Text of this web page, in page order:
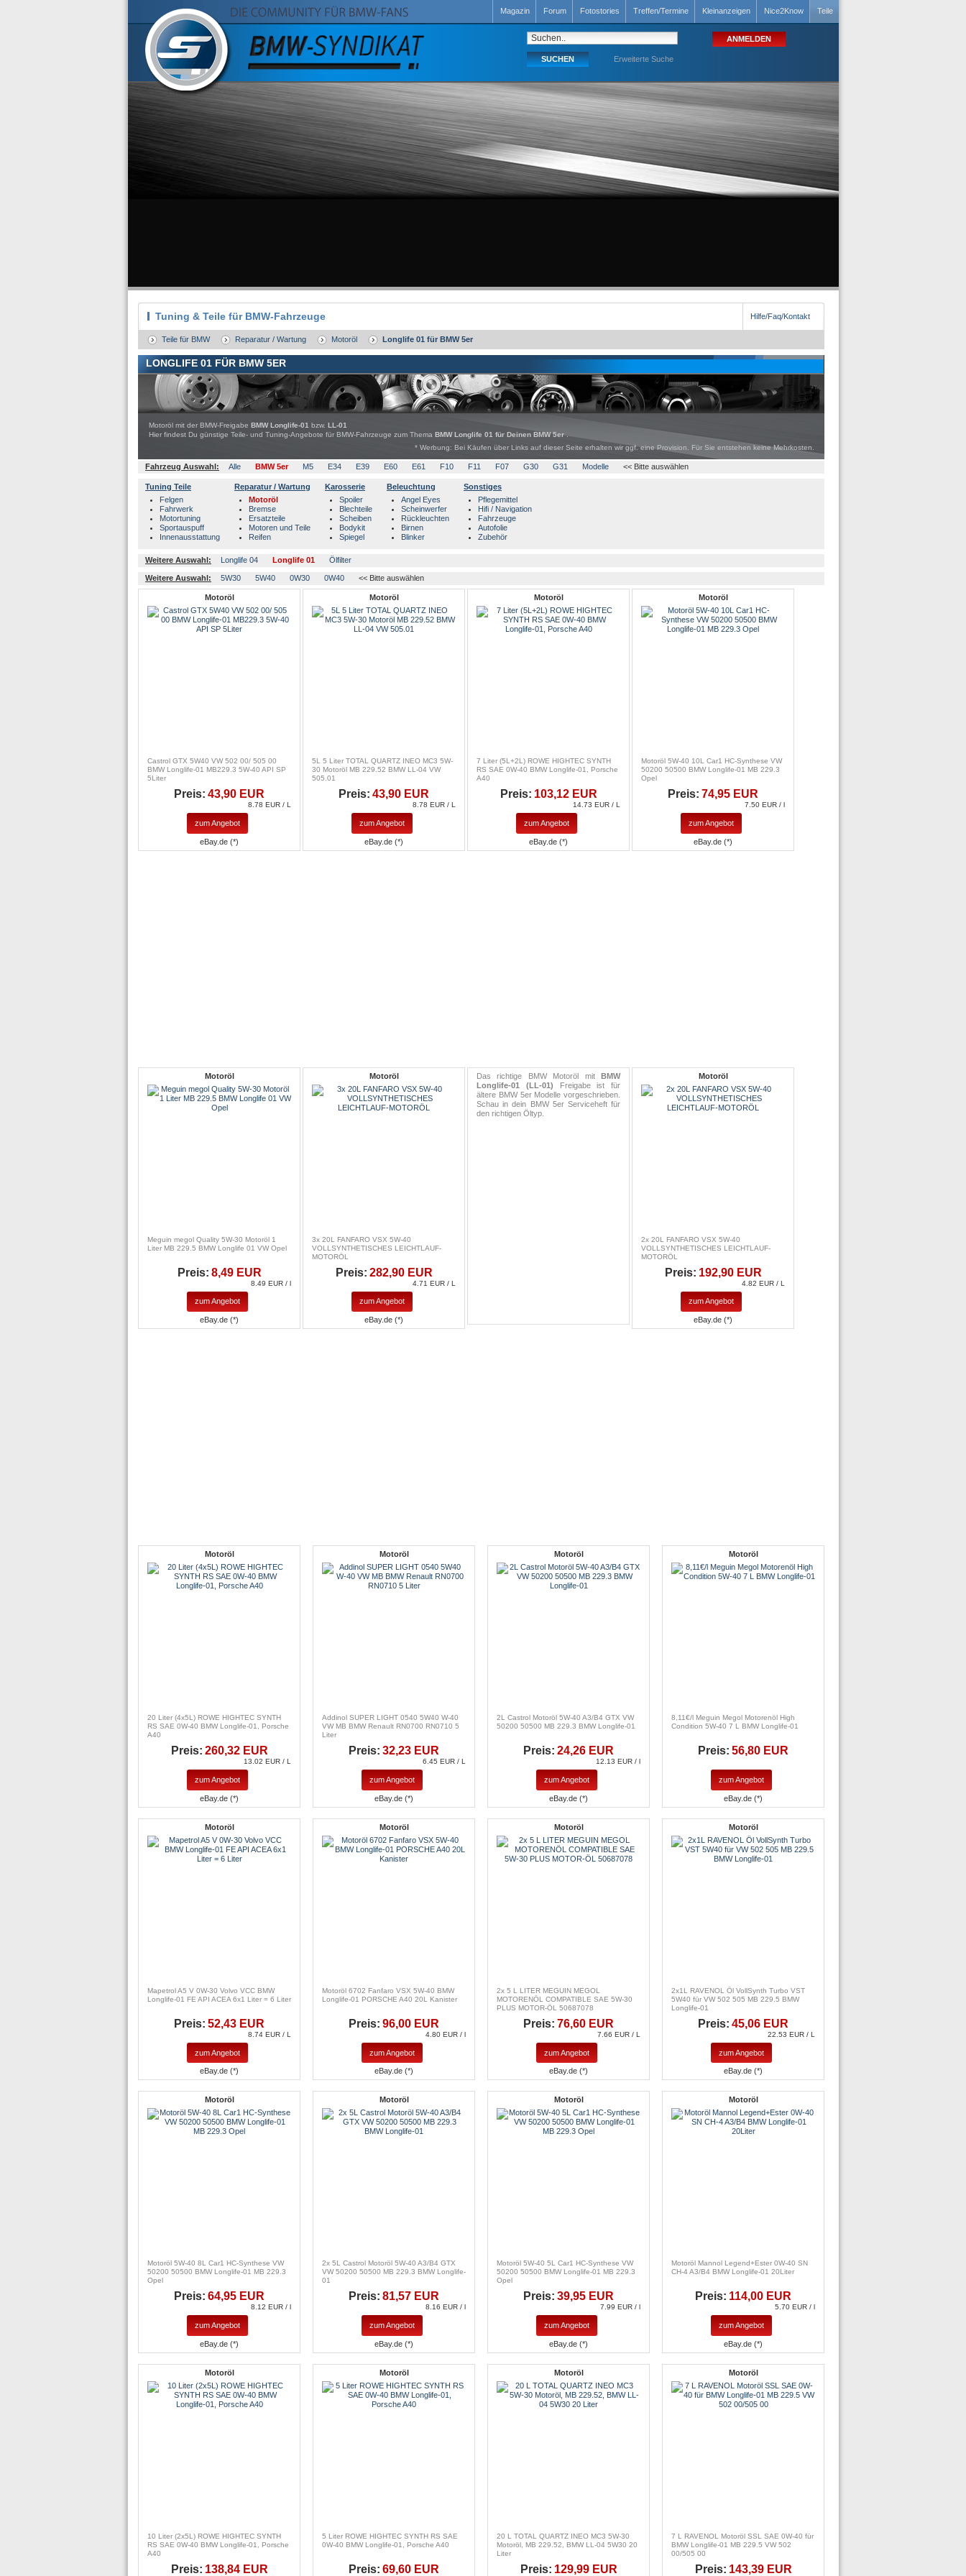
Magazin Forum Fotostories Treffen/Termine Kleinanzeigen Nice2Know Teile
Erweiterte Suche
Tuning & Teile für BMW-Fahrzeuge Hilfe/Faq/Kontakt
Teile für BMW Reparatur / Wartung Motoröl Longlife 01 für BMW 5er
LONGLIFE 01 FÜR BMW 5ER
Motoröl mit der BMW-Freigabe BMW Longlife-01 bzw. LL-01
Hier findest Du günstige Teile- und Tuning-Angebote für BMW-Fahrzeuge zum Thema BMW Longlife 01 für Deinen BMW 5er
* Werbung: Bei Käufen über Links auf dieser Seite erhalten wir ggf. eine Provision. Für Sie entstehen keine Mehrkosten.
Fahrzeug Auswahl: Alle BMW 5er M5 E34 E39 E60 E61 F10 F11 F07 G30 G31 Modelle << Bitte auswählen
Tuning Teile
Felgen
Fahrwerk
Motortuning
Sportauspuff
Innenausstattung
Reparatur / Wartung
Motoröl
Bremse
Ersatzteile
Motoren und Teile
Reifen
Karosserie
Spoiler
Blechteile
Scheiben
Bodykit
Spiegel
Beleuchtung
Angel Eyes
Scheinwerfer
Rückleuchten
Birnen
Blinker
Sonstiges
Pflegemittel
Hifi / Navigation
Fahrzeuge
Autofolie
Zubehör
Weitere Auswahl: Longlife 04 Longlife 01 Ölfilter
Weitere Auswahl: 5W30 5W40 0W30 0W40 << Bitte auswählen
Motoröl
Castrol GTX 5W40 VW 502 00/ 505 00
BMW Longlife-01 MB229.3 5W-40 API SP
5Liter
Preis: 43,90 EUR
8.78 EUR / L
zum Angebot
eBay.de (*)
Motoröl
5L 5 Liter TOTAL QUARTZ INEO MC3 5W-
30 Motoröl MB 229.52 BMW LL-04 VW
505.01
Preis: 43,90 EUR
8.78 EUR / L
zum Angebot
eBay.de (*)
Motoröl
7 Liter (5L+2L) ROWE HIGHTEC SYNTH
RS SAE 0W-40 BMW Longlife-01, Porsche
A40
Preis: 103,12 EUR
14.73 EUR / L
zum Angebot
eBay.de (*)
Motoröl
Motoröl 5W-40 10L Car1 HC-Synthese VW
50200 50500 BMW Longlife-01 MB 229.3
Opel
Preis: 74,95 EUR
7.50 EUR / l
zum Angebot
eBay.de (*)
Motoröl
Meguin megol Quality 5W-30 Motoröl 1
Liter MB 229.5 BMW Longlife 01 VW Opel
Preis: 8,49 EUR
8.49 EUR / l
zum Angebot
eBay.de (*)
Motoröl
3x 20L FANFARO VSX 5W-40
VOLLSYNTHETISCHES LEICHTLAUF-
MOTORÖL
Preis: 282,90 EUR
4.71 EUR / L
zum Angebot
eBay.de (*)
Das richtige BMW Motoröl mit BMW
Longlife-01 (LL-01) Freigabe ist für
ältere BMW 5er Modelle vorgeschrieben.
Schau in dein BMW 5er Serviceheft für
den richtigen Öltyp.
Motoröl
2x 20L FANFARO VSX 5W-40
VOLLSYNTHETISCHES LEICHTLAUF-
MOTORÖL
Preis: 192,90 EUR
4.82 EUR / L
zum Angebot
eBay.de (*)
Motoröl
20 Liter (4x5L) ROWE HIGHTEC SYNTH
RS SAE 0W-40 BMW Longlife-01, Porsche
A40
Preis: 260,32 EUR
13.02 EUR / L
zum Angebot
eBay.de (*)
Motoröl
Addinol SUPER LIGHT 0540 5W40 W-40
VW MB BMW Renault RN0700 RN0710 5
Liter
Preis: 32,23 EUR
6.45 EUR / L
zum Angebot
eBay.de (*)
Motoröl
2L Castrol Motoröl 5W-40 A3/B4 GTX VW
50200 50500 MB 229.3 BMW Longlife-01
Preis: 24,26 EUR
12.13 EUR / l
zum Angebot
eBay.de (*)
Motoröl
8,11€/l Meguin Megol Motorenöl High
Condition 5W-40 7 L BMW Longlife-01
Preis: 56,80 EUR
zum Angebot
eBay.de (*)
Motoröl
Mapetrol A5 V 0W-30 Volvo VCC BMW
Longlife-01 FE API ACEA 6x1 Liter = 6 Liter
Preis: 52,43 EUR
8.74 EUR / L
zum Angebot
eBay.de (*)
Motoröl
Motoröl 6702 Fanfaro VSX 5W-40 BMW
Longlife-01 PORSCHE A40 20L Kanister
Preis: 96,00 EUR
4.80 EUR / l
zum Angebot
eBay.de (*)
Motoröl
2x 5 L LITER MEGUIN MEGOL
MOTORENÖL COMPATIBLE SAE 5W-30
PLUS MOTOR-ÖL 50687078
Preis: 76,60 EUR
7.66 EUR / L
zum Angebot
eBay.de (*)
Motoröl
2x1L RAVENOL Öl VollSynth Turbo VST
5W40 für VW 502 505 MB 229.5 BMW
Longlife-01
Preis: 45,06 EUR
22.53 EUR / L
zum Angebot
eBay.de (*)
Motoröl
Motoröl 5W-40 8L Car1 HC-Synthese VW
50200 50500 BMW Longlife-01 MB 229.3
Opel
Preis: 64,95 EUR
8.12 EUR / l
zum Angebot
eBay.de (*)
Motoröl
2x 5L Castrol Motoröl 5W-40 A3/B4 GTX
VW 50200 50500 MB 229.3 BMW Longlife-
01
Preis: 81,57 EUR
8.16 EUR / l
zum Angebot
eBay.de (*)
Motoröl
Motoröl 5W-40 5L Car1 HC-Synthese VW
50200 50500 BMW Longlife-01 MB 229.3
Opel
Preis: 39,95 EUR
7.99 EUR / l
zum Angebot
eBay.de (*)
Motoröl
Motoröl Mannol Legend+Ester 0W-40 SN
CH-4 A3/B4 BMW Longlife-01 20Liter
Preis: 114,00 EUR
5.70 EUR / l
zum Angebot
eBay.de (*)
Motoröl
10 Liter (2x5L) ROWE HIGHTEC SYNTH
RS SAE 0W-40 BMW Longlife-01, Porsche
A40
Preis: 138,84 EUR
Motoröl
5 Liter ROWE HIGHTEC SYNTH RS SAE
0W-40 BMW Longlife-01, Porsche A40
Preis: 69,60 EUR
Motoröl
20 L TOTAL QUARTZ INEO MC3 5W-30
Motoröl, MB 229.52, BMW LL-04 5W30 20
Liter
Preis: 129,99 EUR
Motoröl
7 L RAVENOL Motoröl SSL SAE 0W-40 für
BMW Longlife-01 MB 229.5 VW 502
00/505 00
Preis: 143,39 EUR